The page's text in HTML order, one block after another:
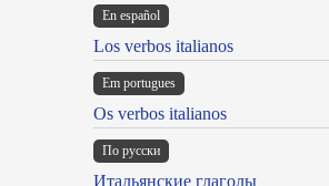
En español
Los verbos italianos
Em portugues
Os verbos italianos
По русски
Итальянские глаголы